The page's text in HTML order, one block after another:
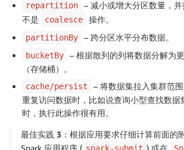
repartition
– 减小或增大分区数量，
不是
coalesce 操作。
partitionBy – 跨分区水平分布数据。
bucketBy
– 根据散列的列将数据分解为
（存储桶）。
cache/persist
– 将数据集拉入集群范
重复访问数据时，比如说查询小型查找数据
时，执行此操作很有用。
最佳实践 3： 根据应用要求仔细计算前面的
Spark 应用程序 ( spark-submit ) 或在